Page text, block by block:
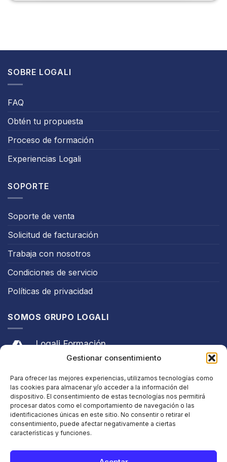
Gestionar consentimiento
Para ofrecer las mejores experiencias, utilizamos tecnologías como
las cookies para almacenar y/o acceder a la información del
dispositivo. El consentimiento de estas tecnologías nos permitirá
procesar datos como el comportamiento de navegación o las
identificaciones únicas en este sitio. No consentir o retirar el
consentimiento, puede afectar negativamente a ciertas
características y funciones.
SOBRE LOGALI
FAQ
Obtén tu propuesta
Proceso de formación
Experiencias Logali
SOPORTE
Soporte de venta
Solicitud de facturación
Trabaja con nosotros
Condiciones de servicio
Políticas de privacidad
SOMOS GRUPO LOGALI
Logali Formación
Logali Ingeniería